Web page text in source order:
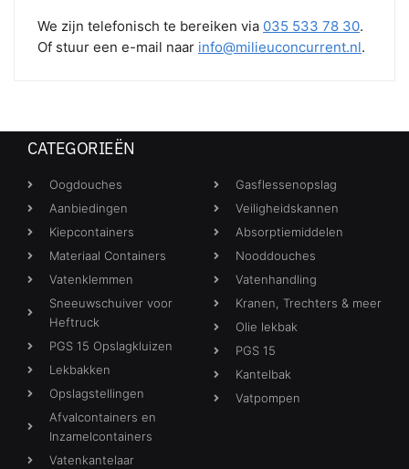
We zijn telefonisch te bereiken via 035 533 78 30.
Of stuur een e-mail naar info@milieuconcurrent.nl.
CATEGORIEËN
Oogdouches
Aanbiedingen
Kiepcontainers
Materiaal Containers
Vatenklemmen
Sneeuwschuiver voor
Heftruck
PGS 15 Opslagkluizen
Lekbakken
Opslagstellingen
Afvalcontainers en
Inzamelcontainers
Vatenkantelaar
Gasflessenopslag
Veiligheidskannen
Absorptiemiddelen
Nooddouches
Vatenhandling
Kranen, Trechters & meer
Olie lekbak
PGS 15
Kantelbak
Vatpompen